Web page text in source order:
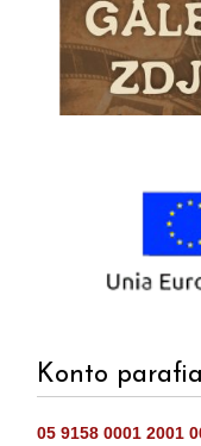
Konto
05 9158 0001 2001